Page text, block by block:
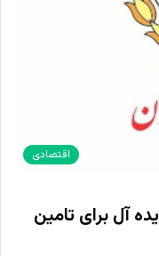
اقتصادی
آل برای تامین